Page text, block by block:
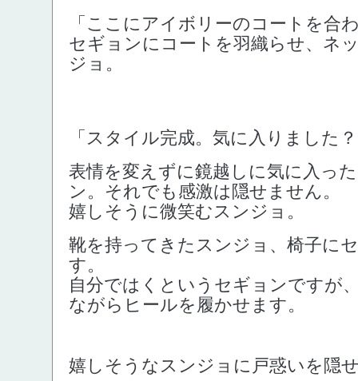
「ここにアイボリーのコートを合
セギョンにコートを羽織らせ、ネ
ジョ。
「スタイル完成。気に入りました
表情を変えずに鏡越しに気に入っ
ン。それでも感激は隠せません。
嬉しそうに微笑むスンジョ。
靴を持ってきたスンジョ、椅子に
す。
自分ではくというセギョンですが
ながらヒールを履かせます。
嬉しそうなスンジョに戸惑いを隠